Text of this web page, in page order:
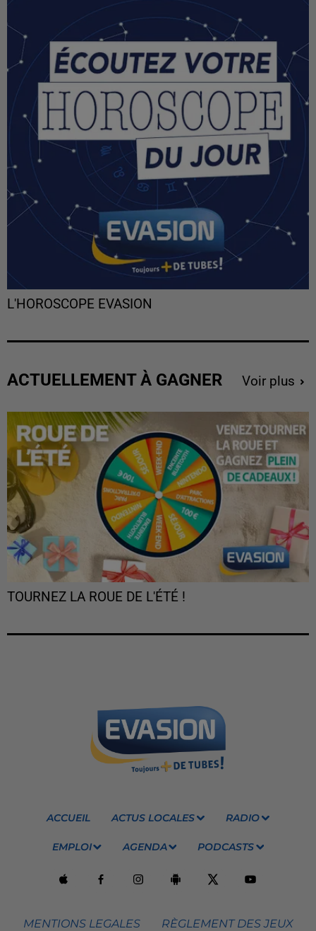
L'HOROSCOPE EVASION
ACTUELLEMENT À GAGNER Voir plus
TOURNEZ LA ROUE DE L'ÉTÉ !
ACCUEIL ACTUS LOCALES RADIO
EMPLOI AGENDA PODCASTS
MENTIONS LEGALES RÈGLEMENT DES JEUX